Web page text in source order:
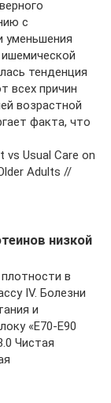
с
уменьшения
тенденция
всех причин
возрастной
факта, что
Usual Care on
Adults //
низкой
в
IV. Болезни
и
«Е70-Е90
Чистая